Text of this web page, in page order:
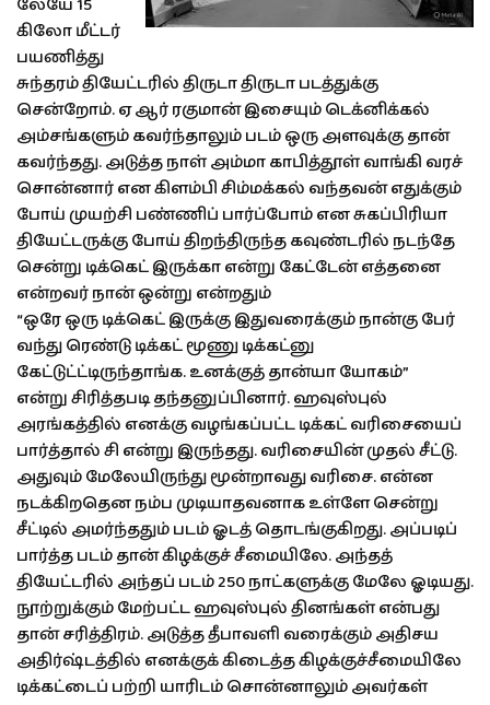
கிலோ மீட்டர்
பயணித்து
சுந்தரம் தியேட்டரில் திருடா திருடா படத்துக்கு
சென்றோம். ஏ ஆர் ரகுமான் இசையும் டெக்னிக்கல்
அம்சங்களும் கவர்ந்தாலும் படம் ஒரு அளவுக்கு தான்
கவர்ந்தது. அடுத்த நாள் அம்மா காபித்தூள் வாங்கி வரச்
சொன்னார் என கிளம்பி சிம்மக்கல் வந்தவன் எதுக்கும்
போய் முயற்சி பண்ணிப் பார்ப்போம் என சுகப்பிரியா
தியேட்டருக்கு போய் திறந்திருந்த கவுண்டரில் நடந்தே
சென்று டிக்கெட் இருக்கா என்று கேட்டேன் எத்தனை
என்றவர் நான் ஒன்று என்றதும்
“ஒரே ஒரு டிக்கெட் இருக்கு இதுவரைக்கும் நான்கு பேர்
வந்து ரெண்டு டிக்கட் மூணு டிக்கட்னு
கேட்டுட்ட்டிருந்தாங்க. உனக்குத் தான்யா யோகம்”
என்று சிரித்தபடி தந்தனுப்பினார். ஹவுஸ்புல்
அரங்கத்தில் எனக்கு வழங்கப்பட்ட டிக்கட் வரிசையைப்
பார்த்தால் சி என்று இருந்தது. வரிசையின் முதல் சீட்டு.
அதுவும் மேலேயிருந்து மூன்றாவது வரிசை. என்ன
நடக்கிறதென நம்ப முடியாதவனாக உள்ளே சென்று
சீட்டில் அமர்ந்ததும் படம் ஓடத் தொடங்குகிறது. அப்படிப்
பார்த்த படம் தான் கிழக்குச் சீமையிலே. அந்தத்
தியேட்டரில் அந்தப் படம் 250 நாட்களுக்கு மேலே ஓடியது.
நூற்றுக்கும் மேற்பட்ட ஹவுஸ்புல் தினங்கள் என்பது
தான் சரித்திரம். அடுத்த தீபாவளி வரைக்கும் அதிசய
அதிர்ஷ்டத்தில் எனக்குக் கிடைத்த கிழக்குச்சீமையிலே
டிக்கட்டைப் பற்றி யாரிடம் சொன்னாலும் அவர்கள்